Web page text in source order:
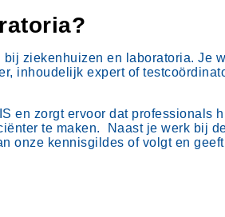
ziekenhuizen en laboratoria. Je
inhoudelijk expert of
en zorgt ervoor dat professionals
te maken. Naast je werk bij
onze kennisgildes of volgt en